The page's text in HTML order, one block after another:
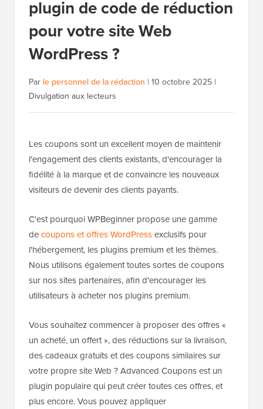
plugin de code de réduction
pour votre site Web
WordPress ?
Par le personnel de la rédaction | 10 octobre 2025 |
Divulgation aux lecteurs
Les coupons sont un excellent moyen de maintenir
l'engagement des clients existants, d'encourager la
fidélité à la marque et de convaincre les nouveaux
visiteurs de devenir des clients payants.
C'est pourquoi WPBeginner propose une gamme
decoupons et offres WordPressexclusifs pour
l'hébergement, les plugins premium et les thèmes.
Nous utilisons également toutes sortes de coupons
sur nos sites partenaires, afin d'encourager les
utilisateurs à acheter nos plugins premium.
Vous souhaitez commencer à proposer des offres «
un acheté, un offert », des réductions sur la livraison,
des cadeaux gratuits et des coupons similaires sur
votre propre site Web ? Advanced Coupons est un
plugin populaire qui peut créer toutes ces offres, et
plus encore. Vous pouvez appliquer